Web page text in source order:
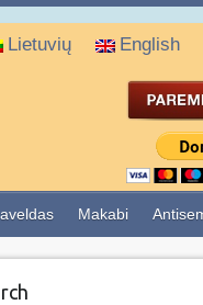
Lietuvių English
Makabi